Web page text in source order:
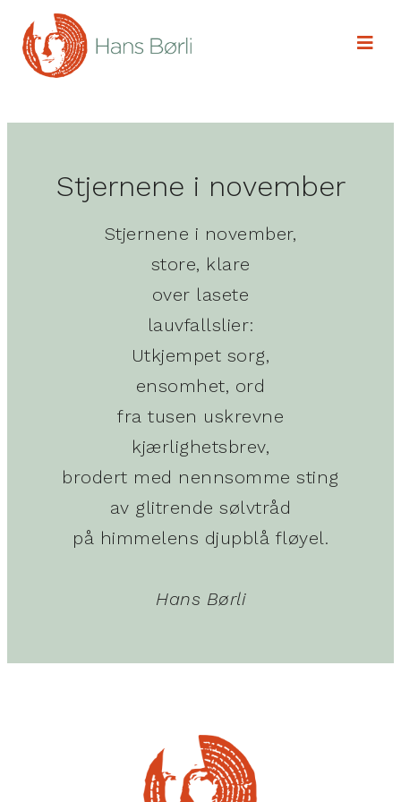
Stjernene i november
Stjernene i november,
store, klare
over lasete
lauvfallslier:
Utkjempet sorg,
ensomhet, ord
fra tusen uskrevne
kjærlighetsbrev,
brodert med nennsomme sting
av glitrende sølvtråd
på himmelens djupblå fløyel.
Hans Børli